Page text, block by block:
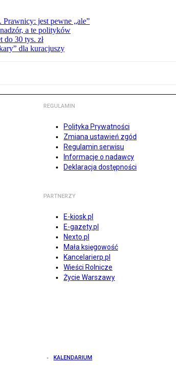
jest pewne „ale”
a te polityków
do 30 tys. zł
dla kuracjuszy
REGULAMIN
Polityka Prywatności
Zmiana ustawień zgód
Regulamin serwisu
Informacje o nadawcy
Deklaracja dostępności
PARTNERZY
E-kiosk.pl
E-gazety.pl
Nexto.pl
Mała księgowość
Kancelarierp.pl
Wieści Rolnicze
Życie Warszawy
KALENDARIUM